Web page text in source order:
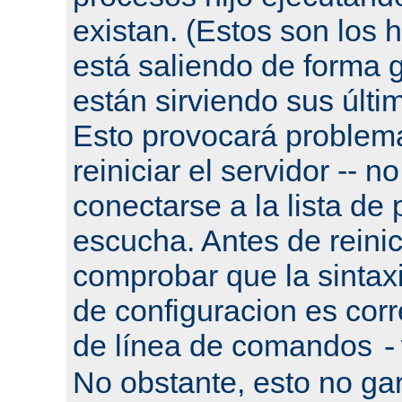
existan. (Estos son los
está saliendo de forma
están sirviendo sus
Esto provocará
reiniciar el servidor --
conectarse a la lista de
escucha. Antes de
comprobar que la
de configuracion es
de línea de comandos
No obstante, esto no